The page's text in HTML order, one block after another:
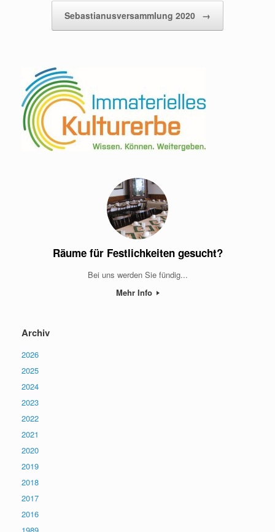
Sebastianusversammlung 2020 →
Räume für Festlichkeiten gesucht?
Bei uns werden Sie fündig...
Mehr Info
Archiv
2026
2025
2024
2023
2022
2021
2020
2019
2018
2017
2016